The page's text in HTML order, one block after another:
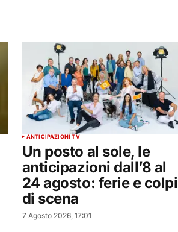
ANTICIPAZIONI TV
Un posto al sole, le
anticipazioni dall’8 al
24 agosto: ferie e colpi
di scena
7 Agosto 2026, 17:01